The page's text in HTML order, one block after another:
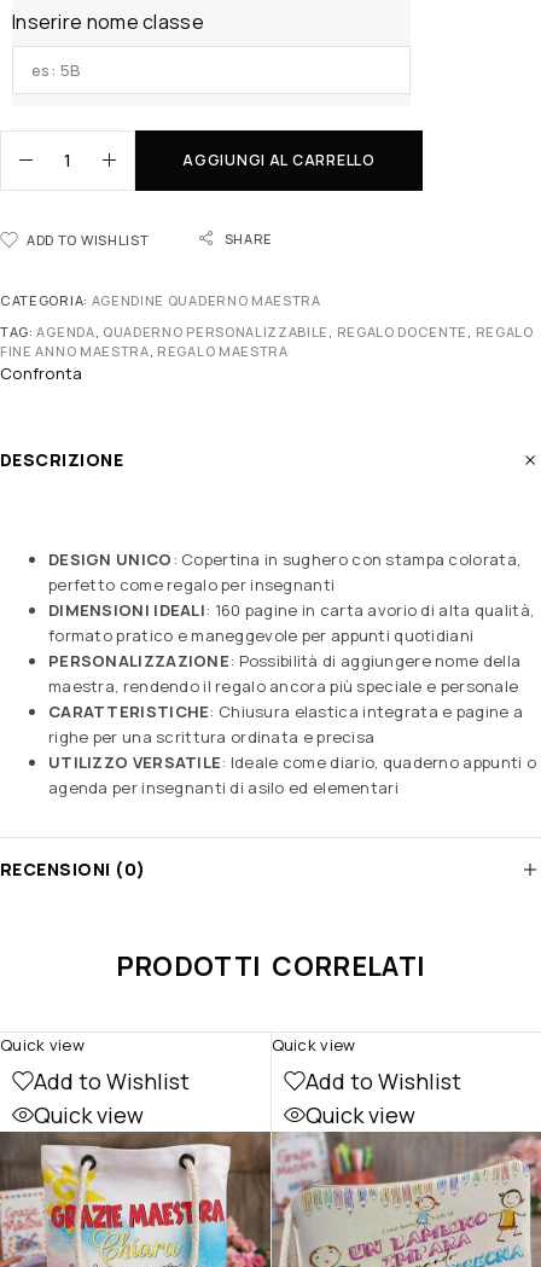
Inserire nome classe
AGGIUNGI AL CARRELLO
ADD TO WISHLIST SHARE
CATEGORIA: AGENDINE QUADERNO MAESTRA
TAG:AGENDA QUADERNO PERSONALIZZABILE REGALO DOCENTE
REGALO
FINE ANNO MAESTRA REGALO MAESTRA
Confronta
DESCRIZIONE
DESIGN UNICO : Copertina in sughero con stampa colorata,
perfetto come regalo per insegnanti
DIMENSIONI IDEALI: 160 pagine in carta avorio di alta qualità,
formato pratico e maneggevole per appunti quotidiani
PERSONALIZZAZIONE: Possibilità di aggiungere nome della
maestra, rendendo il regalo ancora più speciale e personale
CARATTERISTICHE: Chiusura elastica integrata e pagine a
righe per una scrittura ordinata e precisa
UTILIZZO VERSATILE: Ideale come diario, quaderno appunti o
agenda per insegnanti di asilo ed elementari
RECENSIONI (0)
PRODOTTI CORRELATI
Add to Wishlist
Quick view
Quick view
Add to Wishlist
Quick view
Quick view